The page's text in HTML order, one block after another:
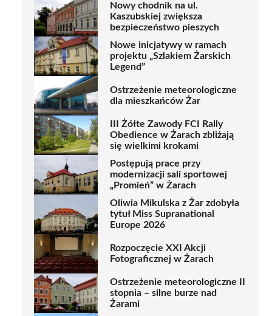
Nowy chodnik na ul.
Kaszubskiej zwiększa
bezpieczeństwo pieszych
Nowe inicjatywy w ramach
projektu „Szlakiem Żarskich
Legend”
Ostrzeżenie meteorologiczne
dla mieszkańców Żar
III Żółte Zawody FCI Rally
Obedience w Żarach zbliżają
się wielkimi krokami
Postępują prace przy
modernizacji sali sportowej
„Promień” w Żarach
Oliwia Mikulska z Żar zdobyła
tytuł Miss Supranational
Europe 2026
Rozpoczęcie XXI Akcji
Fotograficznej w Żarach
Ostrzeżenie meteorologiczne II
stopnia – silne burze nad
Żarami